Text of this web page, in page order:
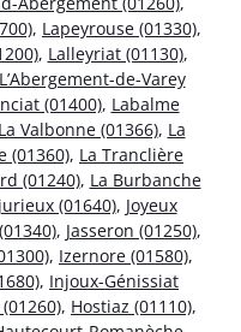
, Lapeyrouse (01330),
, Lalleyriat (01130),
L’Abergement-de-Varey
(01400), Labalme
La Valbonne (01366), La
(01360), La Tranclière
(01240), La Burbanche
(01640), Joyeux
, Jasseron (01250),
, Izernore (01580),
, Injoux-Génissiat
, Hostiaz (01110),